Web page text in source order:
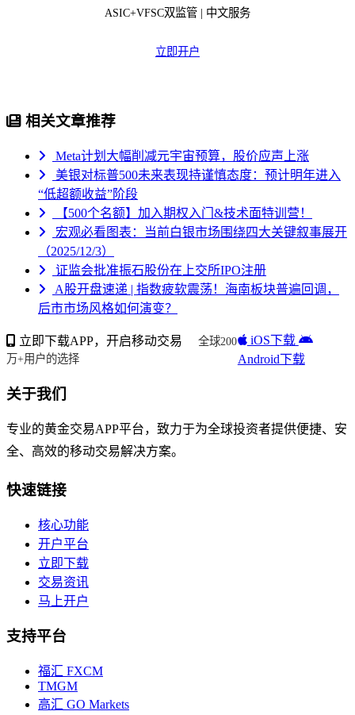
ASIC+VFSC双监管 | 中文服务
立即开户
相关文章推荐
Meta计划大幅削减元宇宙预算，股价应声上涨
美银对标普500未来表现持谨慎态度：预计明年进入
“低超额收益”阶段
【500个名额】加入期权入门&技术面特训营！
宏观必看图表：当前白银市场围绕四大关键叙事展开
（2025/12/3）
证监会批准振石股份在上交所IPO注册
A股开盘速递 | 指数疲软震荡！海南板块普遍回调，
后市市场风格如何演变？
立即下载APP，开启移动交易
全球200
万+用户的选择
iOS下载
Android下载
关于我们
专业的黄金交易APP平台，致力于为全球投资者提供便捷、安
全、高效的移动交易解决方案。
快速链接
核心功能
开户平台
立即下载
交易资讯
马上开户
支持平台
福汇 FXCM
TMGM
高汇 GO Markets